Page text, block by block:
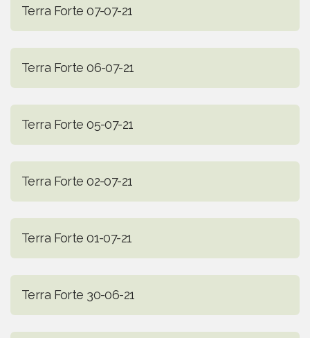
Terra Forte 07-07-21
Terra Forte 06-07-21
Terra Forte 05-07-21
Terra Forte 02-07-21
Terra Forte 01-07-21
Terra Forte 30-06-21